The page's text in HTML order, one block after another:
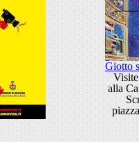
Giotto
alla